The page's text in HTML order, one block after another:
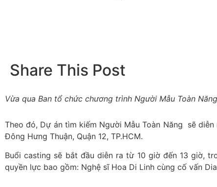
Share This Post
Vừa qua Ban tổ chức chương trình Người Mẫu Toàn
Theo đó, Dự án tìm kiếm Người Mẫu Toàn Năng sẽ
Đông Hưng Thuận, Quận 12, TP.HCM.
Buổi casting sẽ bắt đầu diễn ra từ 10 giờ đến 13 giờ,
quyền lực bao gồm: Nghệ sĩ Hoa Di Linh cùng cố vấn